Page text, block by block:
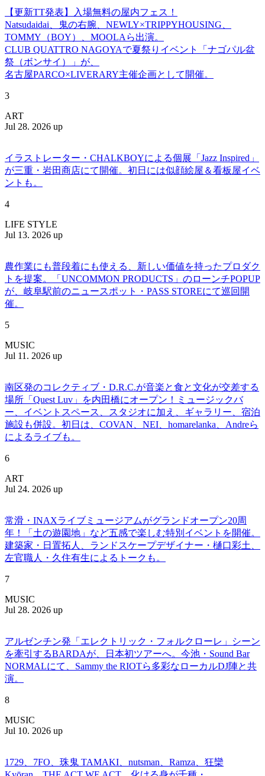
【更新TT発表】入場無料の屋内フェス！
Natsudaidai、鬼の右腕、NEWLY×TRIPPYHOUSING、
TOMMY（BOY）、MOOLAら出演。
CLUB QUATTRO NAGOYAで夏祭りイベント「ナゴパル盆
祭（ボンサイ）」が、
名古屋PARCO×LIVERARY主催企画として開催。
3
ART
Jul 28. 2026 up
イラストレーター・CHALKBOYによる個展「Jazz Inspired」
が三重・岩田商店にて開催。初日には似顔絵屋＆看板屋イベ
ントも。
4
LIFE STYLE
Jul 13. 2026 up
農作業にも普段着にも使える、新しい価値を持ったプロダク
トを提案。「UNCOMMON PRODUCTS」のローンチPOPUP
が、岐阜駅前のニュースポット・PASS STOREにて巡回開
催。
5
MUSIC
Jul 11. 2026 up
南区発のコレクティブ・D.R.C.が⾳楽と⾷と⽂化が交差する
場所「Quest Luv」を内田橋にオープン！ミュージックバ
ー、イベントスペース、スタジオに加え、ギャラリー、宿泊
施設も併設。初日は、COVAN、NEI、homarelanka、Andreら
によるライブも。
6
ART
Jul 24. 2026 up
常滑・INAXライブミュージアムがグランドオープン20周
年！「土の遊園地」など五感で楽しむ特別イベントを開催。
建築家・日置拓人、ランドスケープデザイナー・樋口彩土、
左官職人・久住有生によるトークも。
7
MUSIC
Jul 28. 2026 up
アルゼンチン発「エレクトリック・フォルクローレ」シーン
を牽引するBARDAが、日本初ツアーへ。今池・Sound Bar
NORMALにて、Sammy the RIOTら多彩なローカルDJ陣と共
演。
8
MUSIC
Jul 10. 2026 up
1729、7FO、珠鬼 TAMAKI、nutsman、Ramza、狂欒